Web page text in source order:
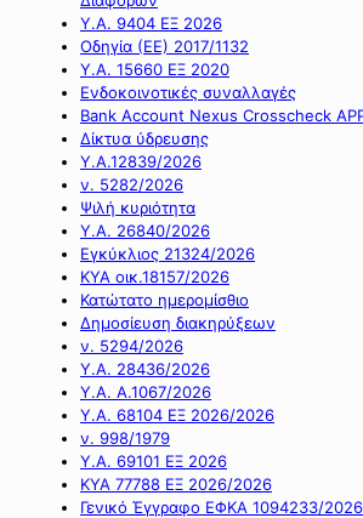
Υ.Α. 9404 ΕΞ 2026
Οδηγία (ΕΕ) 2017/1132
Υ.Α. 15660 ΕΞ 2020
Ενδοκοινοτικές συναλλαγές
Bank Account Nexus Crosscheck
Δίκτυα ύδρευσης
Υ.Α.12839/2026
ν. 5282/2026
Ψιλή κυριότητα
Υ.Α. 26840/2026
Εγκύκλιος 21324/2026
ΚΥΑ οικ.18157/2026
Κατώτατο ημερομίσθιο
Δημοσίευση διακηρύξεων
ν. 5294/2026
Υ.Α. 28436/2026
Υ.Α. Α.1067/2026
Υ.Α. 68104 ΕΞ 2026/2026
ν. 998/1979
Υ.Α. 69101 ΕΞ 2026
ΚΥΑ 77788 ΕΞ 2026/2026
Γενικό Έγγραφο ΕΦΚΑ 1094233/2026